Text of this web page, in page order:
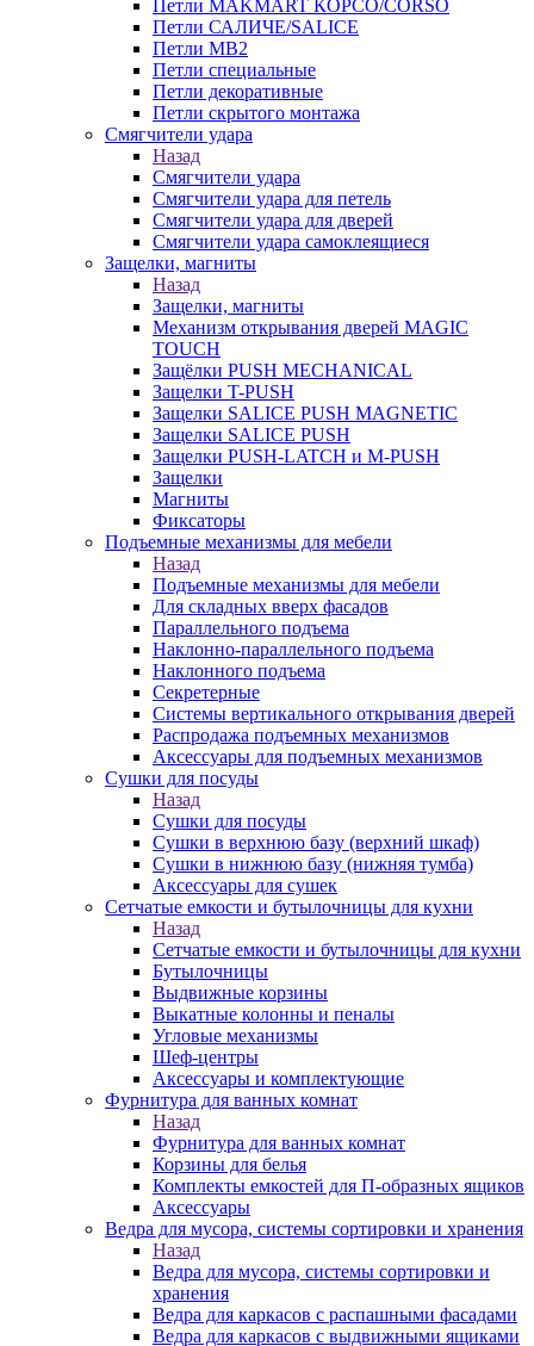
Петли MAKMART КОРСО/CORSO
Петли САЛИЧЕ/SALICE
Петли MB2
Петли специальные
Петли декоративные
Петли скрытого монтажа
Смягчители удара
Назад
Смягчители удара
Смягчители удара для петель
Смягчители удара для дверей
Cмягчители удара самоклеящиеся
Защелки, магниты
Назад
Защелки, магниты
Механизм открывания дверей MAGIC
TOUCH
Защёлки PUSH MECHANICAL
Защелки T-PUSH
Защелки SALICE PUSH MAGNETIC
Защелки SALICE PUSH
Защелки PUSH-LATCH и M-PUSH
Защелки
Магниты
Фиксаторы
Подъемные механизмы для мебели
Назад
Подъемные механизмы для мебели
Для складных вверх фасадов
Параллельного подъема
Наклонно-параллельного подъема
Наклонного подъема
Секретерные
Системы вертикального открывания дверей
Распродажа подъемных механизмов
Аксессуары для подъемных механизмов
Сушки для посуды
Назад
Сушки для посуды
Сушки в верхнюю базу (верхний шкаф)
Сушки в нижнюю базу (нижняя тумба)
Аксессуары для сушек
Сетчатые емкости и бутылочницы для кухни
Назад
Сетчатые емкости и бутылочницы для кухни
Бутылочницы
Выдвижные корзины
Выкатные колонны и пеналы
Угловые механизмы
Шеф-центры
Аксессуары и комплектующие
Фурнитура для ванных комнат
Назад
Фурнитура для ванных комнат
Корзины для белья
Комплекты емкостей для П-образных ящиков
Аксессуары
Ведра для мусора, системы сортировки и хранения
Назад
Ведра для мусора, системы сортировки и
хранения
Ведра для каркасов с распашными фасадами
Ведра для каркасов с выдвижными ящиками